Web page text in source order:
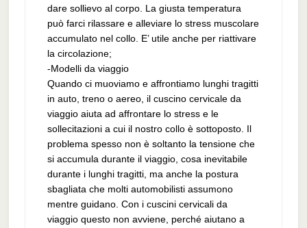
dare sollievo al corpo. La giusta temperatura
può farci rilassare e alleviare lo stress muscolare
accumulato nel collo. E’ utile anche per riattivare
la circolazione;
-Modelli da viaggio
Quando ci muoviamo e affrontiamo lunghi tragitti
in auto, treno o aereo, il cuscino cervicale da
viaggio aiuta ad affrontare lo stress e le
sollecitazioni a cui il nostro collo è sottoposto. Il
problema spesso non è soltanto la tensione che
si accumula durante il viaggio, cosa inevitabile
durante i lunghi tragitti, ma anche la postura
sbagliata che molti automobilisti assumono
mentre guidano. Con i cuscini cervicali da
viaggio questo non avviene, perché aiutano a